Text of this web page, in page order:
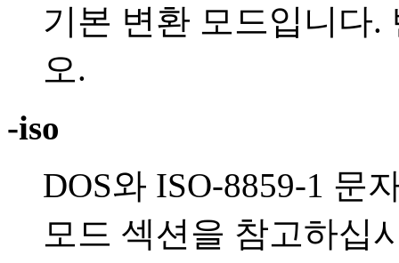
기본 변환 모드입니다.
오.
-iso
DOS와 ISO-8859-1 문
모드 섹션을 참고하십